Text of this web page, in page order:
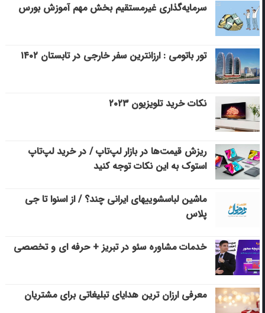
سرمایه‌گذاری غیرمستقیم بخش مهم آموزش بورس
تور باتومی : ارزانترین سفر خارجی در تابستان ۱۴۰۲
نکات خرید تلویزیون ۲۰۲۳
ریزش قیمت‌ها در بازار لپ‌تاپ / در خرید لپ‌تاپ
استوک به این نکات توجه کنید
ماشین لباسشویی‎های ایرانی چند؟ / از اسنوا تا جی
پلاس
خدمات مشاوره سئو در تبریز + حرفه ای و تخصصی
معرفی ارزان ترین هدایای تبلیغاتی برای مشتریان